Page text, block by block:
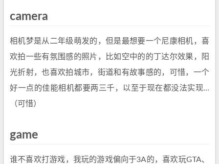
camera
相机梦是从二年级萌发的，但是最想要一个尼康相机，喜
欢拍一些有氛围感的照片，比如空中的的丁达尔效果，阳
光折射，也喜欢拍城市，街道和有故事感的，可惜，一个
好一点的佳能相机都要两三千，以至于现在都没法实现…
（可惜）
game
谁不喜欢打游戏，我玩的游戏偏向于3A的，喜欢玩GTA、